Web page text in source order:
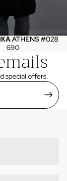
ATHENS #028
690
special offers.